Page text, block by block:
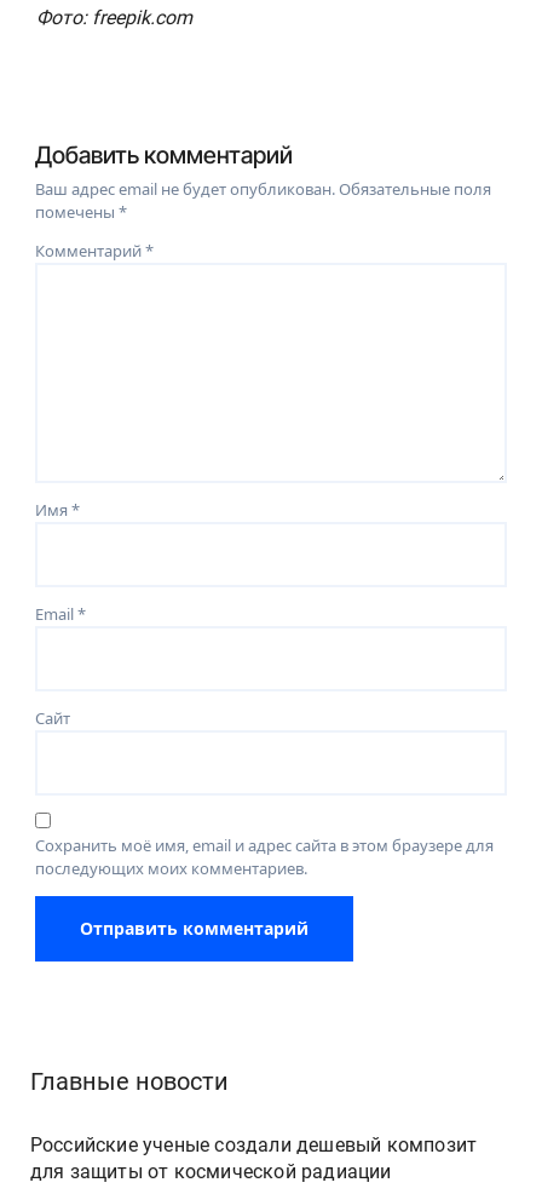
Фото: freepik.com
Добавить комментарий
Ваш адрес email не будет опубликован.Обязательные поля
помечены*
Комментарий*
Имя*
Email*
Сайт
Сохранить моё имя, email и адрес сайта в этом браузере для
последующих моих комментариев.
Главные новости
Российские ученые создали дешевый композит
для защиты от космической радиации